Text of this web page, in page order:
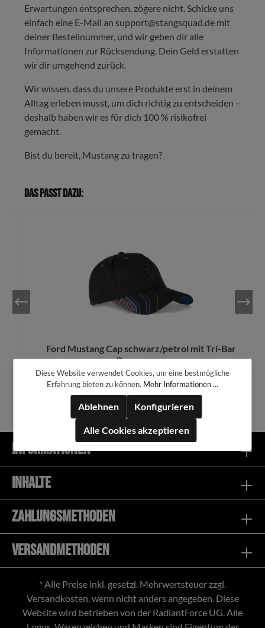
Erwartungen entsprechen, zögere nicht. Schicke uns
einfach eine E-Mail an support@stangsquad.de mit
deiner Bestellnummer, und wir geben dir alle
Informationen zur Rücksendung. Dein Geld erstatten
wir dir umgehend zurück.
Wir wissen, dass du unsere Produkte erst in deinem
Alltag erleben musst, um dich richtig zu entscheiden –
deshalb haben wir es für dich 100 % risikofrei
gemacht.
Bist du bereit, Mustang zu tragen?
Das passt dazu:
Ford Mustang Cap schwarz/petrol mit Tri-Bar
Pony vorne
34,99 €*
In den Warenkorb
Informationen
Inhalte
Zahlungsmethoden
Versandmethoden
* Alle Preise inkl. gesetzl. Mehrwertsteuer zzgl.
Versandkosten, wenn nicht anders angegeben. Diese
Website wird betrieben von der RadiantForce UG. Alle
Diese Website verwendet Cookies, um eine bestmögliche
Erfahrung bieten zu können. Mehr Informationen ...
Ablehnen Konfigurieren
Alle Cookies akzeptieren